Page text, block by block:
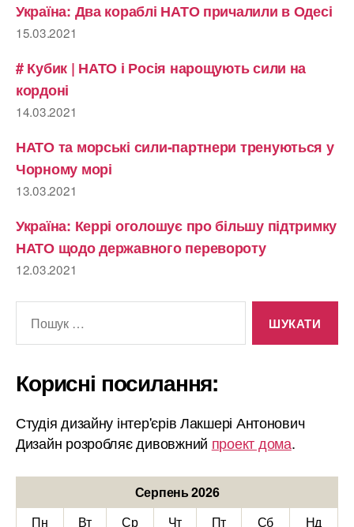
Україна: Два кораблі НАТО причалили в Одесі
15.03.2021
# Кубик | НАТО і Росія нарощують сили на
кордоні
14.03.2021
НАТО та морські сили-партнери тренуються у
Чорному морі
13.03.2021
Україна: Керрі оголошує про більшу підтримку
НАТО щодо державного перевороту
12.03.2021
Корисні посилання:
Студія дизайну інтер'єрів Лакшері Антонович
Дизайн розробляє дивовжний проект дома.
Серпень 2026
Пн
Вт Ср Чт Пт Сб Нд